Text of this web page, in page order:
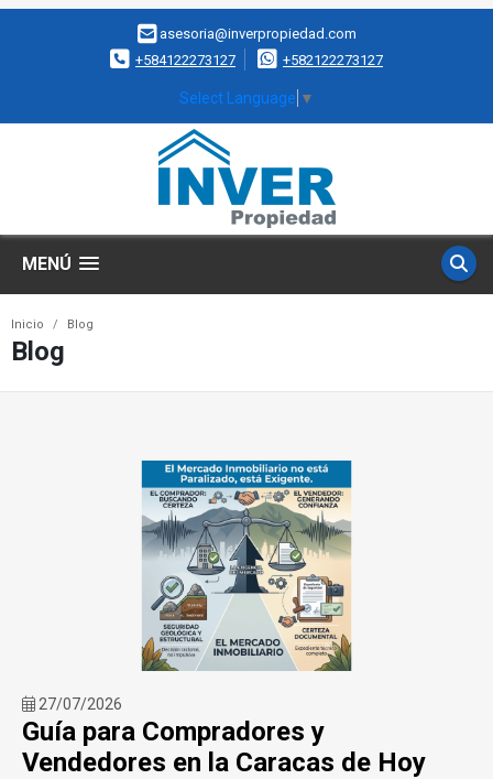
asesoria@inverpropiedad.com
+584122273127
+582122273127
Select Language ▼
MENÚ
Inicio Blog
Blog
27/07/2026
Guía para Compradores y
Vendedores en la Caracas de Hoy